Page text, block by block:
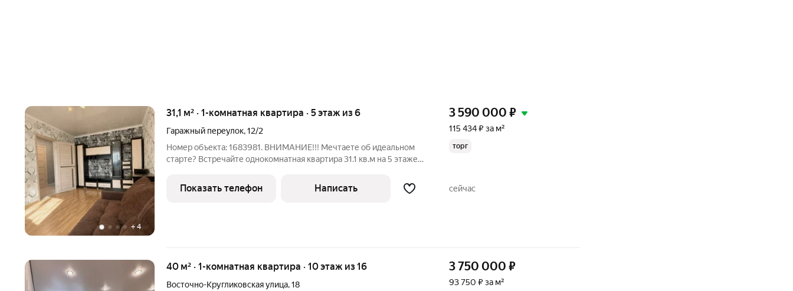
+4
31,1 м² · 1-комнатная квартира · 5 этаж из 6
Гаражный переулок,12/2
Номер объекта: 1683981. ВНИМАНИЕ!!! Мечтаете об идеальном
старте? Встречайте однокомнатная квартира 31.1 кв.м на 5 этаже
оставляемой мебелью. Это очень экономичный вариант,
доступный для ипотеки.
3 590 000 ₽
115 434 ₽ за м²
торг
Показать телефон Написать сейчас
40 м² · 1-комнатная квартира · 10 этаж из 16
Восточно-Кругликовская улица,18
3 750 000 ₽
93 750 ₽ за м²